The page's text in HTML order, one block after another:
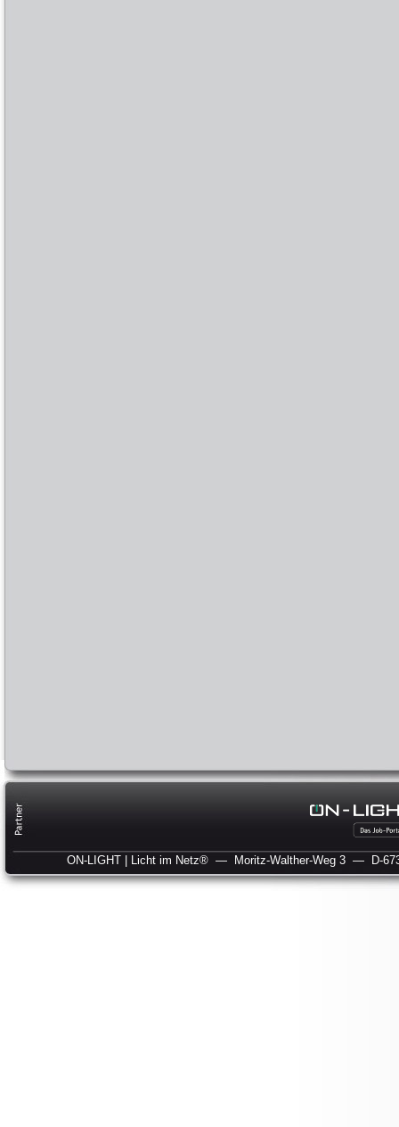
ON-LIGHT | Licht im Netz® — Moritz-Walther-Weg 3 — D-